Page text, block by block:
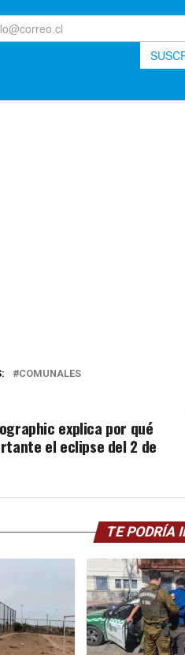
COMUNALES
explica por qué
el eclipse del 2 de
TE PODRÍA